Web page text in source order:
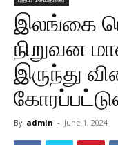
இலங்கை
நிறுவன
இருந்து
By admin - June 1, 2024